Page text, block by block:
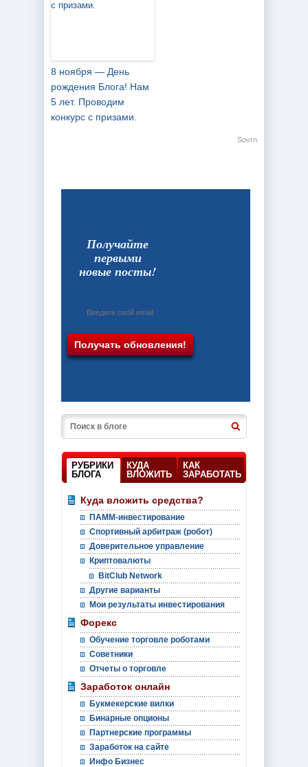
8 ноября — День
рождения Блога! Нам
5 лет. Проводим
конкурс с призами.
Sovrn
Получайте
первыми
новые посты!
РУБРИКИ
БЛОГА
КУДА
ВЛОЖИТЬ
КАК
ЗАРАБОТАТЬ
Куда вложить средства?
ПАММ-инвестирование
Спортивный арбитраж (робот)
Доверительное управление
Криптовалюты
BitClub Network
Другие варианты
Мои результаты инвестирования
Форекс
Обучение торговле роботами
Советники
Отчеты о торговле
Заработок онлайн
Букмекерские вилки
Бинарные опционы
Партнерские программы
Заработок на сайте
Инфо Бизнес